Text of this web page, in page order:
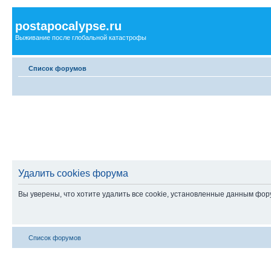
postapocalypse.ru
Выживание после глобальной катастрофы
Список форумов
Удалить cookies форума
Вы уверены, что хотите удалить все cookie, установленные данным
Список форумов